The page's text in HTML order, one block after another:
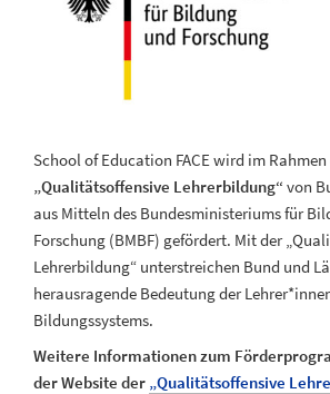
School of Education FACE wird im
„Qualitätsoffensive Lehrerbildung“ von
aus Mitteln des Bundesministeriums für
Forschung (BMBF) gefördert. Mit der
Lehrerbildung“ unterstreichen Bund und
herausragende Bedeutung der
Bildungssystems.
Weitere Informationen zum
der Website der „Qualitätsoffensive